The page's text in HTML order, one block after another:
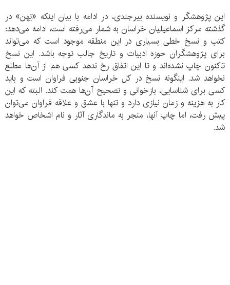
این پژوهشگر و نویسنده بیرجندی، در ادامه با بیان اینکه «یَهن» در
گذشته مرکز اسماعیلیان خراسان به شمار می‌رفته است، ادامه می‌دهد:
کتب و نسخ خطی بسیاری در این منطقه موجود است که می‌تواند
برای پژوهشگران حوزه ادبیات و تاریخ جالب توجه باشد. این نسخ
تاکنون چاپ نشده‌اند و تا این اتفاق رخ ندهد کسی هم از آن‌ها مطلع
نخواهد شد. اینگونه نسخ در کل خراسان جنوبی فراوان است و باید
کسی برای شناسایی، بازخوانی و تصحیح آن‌ها همت کند. البته که این
کار به هزینه و زمان نیازی دارد و تنها با عشق و علاقه فراوان می‌توان
پیش رفت، اما چاپ آنها، منجر به ماندگاری آثار و نام اشخاص خواهد
شد.